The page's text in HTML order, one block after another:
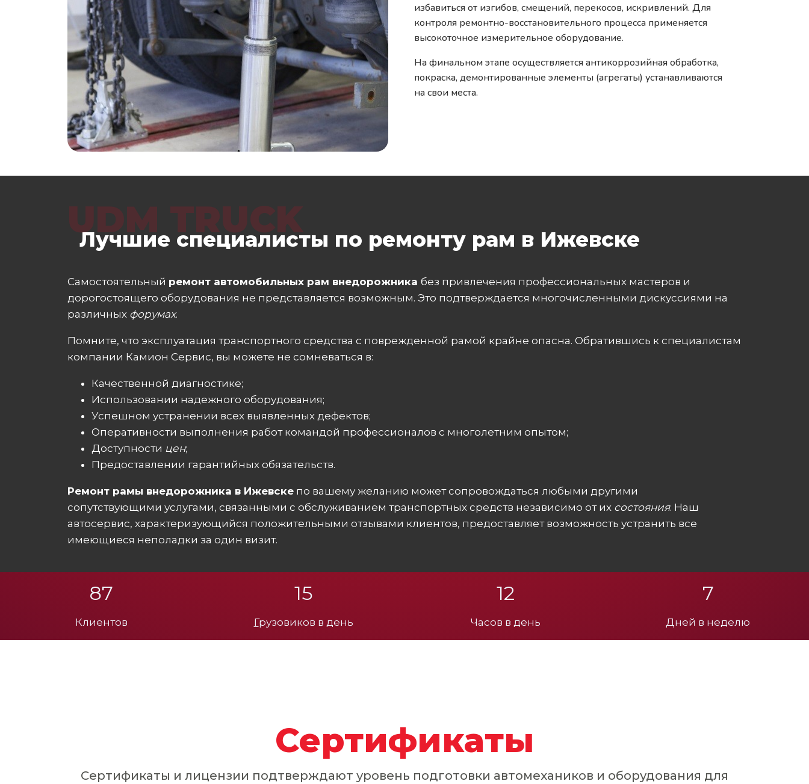
избавиться от изгибов, смещений, перекосов, искривлений. Для
контроля ремонтно-восстановительного процесса применяется
высокоточное измерительное оборудование.
На финальном этапе осуществляется антикоррозийная обработка,
покраска, демонтированные элементы (агрегаты) устанавливаются
на свои места.
UDM TRUCK
Лучшие специалисты по ремонту рам в Ижевске
Самостоятельный ремонт автомобильных рам внедорожника без привлечения профессиональных мастеров и
дорогостоящего оборудования не представляется возможным. Это подтверждается многочисленными дискуссиями на
различных форумах.
Помните, что эксплуатация транспортного средства с поврежденной рамой крайне опасна. Обратившись к специалистам
компании Камион Сервис, вы можете не сомневаться в:
Качественной диагностике;
Использовании надежного оборудования;
Успешном устранении всех выявленных дефектов;
Оперативности выполнения работ командой профессионалов с многолетним опытом;
Доступности цен;
Предоставлении гарантийных обязательств.
Ремонт рамы внедорожника в Ижевске по вашему желанию может сопровождаться любыми другими
сопутствующими услугами, связанными с обслуживанием транспортных средств независимо от их состояния. Наш
автосервис, характеризующийся положительными отзывами клиентов, предоставляет возможность устранить все
имеющиеся неполадки за один визит.
113
Клиентов
15
Грузовиков в день
12
Часов в день
7
Дней в неделю
Сертификаты
Сертификаты и лицензии подтверждают уровень подготовки автомехаников и оборудования для